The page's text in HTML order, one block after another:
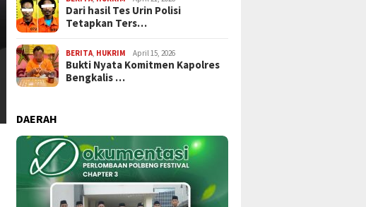
Dari hasil Tes Urin Polisi
Tetapkan Ters…
BERITA HUKRIM April 15, 2026
Bukti Nyata Komitmen Kapolres
Bengkalis …
DAERAH